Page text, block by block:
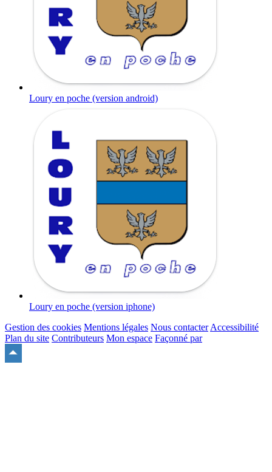
Loury en poche (version android)
Loury en poche (version iphone)
Gestion des cookies Mentions légales Nous contacter Accessibilité
Plan du site Contributeurs Mon espace Façonné par